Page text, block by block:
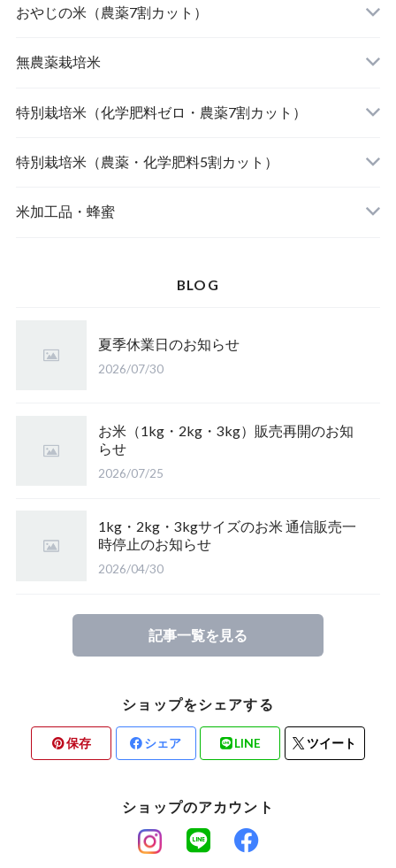
山形東置賜 つや姫（有機栽培米）
山形庄内 ミルキークィーン（有機栽培米）
北海道産 おぼろづき（自然栽培米）
北海道産 ななつぼし（自然栽培米）
島根松江きぬむすめ(有機栽培米)
【完売】山形産 さわのはな（有機栽培米）
おやじの米（農薬7割カット）
おやじの米 山形鶴岡産 雪若丸
【完売】おやじの米 山形鶴岡産ササニシキ
おやじの米 山形鶴岡産つや姫
おやじの米 山形鶴岡産こしひかり
無農薬栽培米
宮崎県産 太陽米ミルキークィーン
【完売】島根奥出雲産 櫛名田姫米こしひかり
【完売】新潟燕産 こしひかり
特別栽培米（化学肥料ゼロ・農薬7割カット）
風さやか（長野）
JAたじま コウノトリ育むお米 こしひかり（兵
皇室献上米 こしひかり（長野）
特栽 笹屋のお米（オリジナル）
山形置賜産 山形95号
山形県置賜 こしひかり
たかはた つや姫（山形）
ひとめぼれ（山形）
特別栽培米（農薬・化学肥料5割カット）
新潟佐渡産 こしひかり
鳥取県産 江府米きぬむすめ
山形県置賜 こしひかり
米加工品・蜂蜜
【完売】岩手のアカシア蜜
【完売】四国山脈の山の蜜
BLOG
夏季休業日のお知らせ
2026/07/30
お米（1kg・2kg・3kg）販売再開のお知
らせ
2026/07/25
1kg・2kg・3kgサイズのお米 通信販売一
時停止のお知らせ
2026/04/30
記事一覧を見る
ショップをシェアする
保存 シェア LINE ツイート
ショップのアカウント